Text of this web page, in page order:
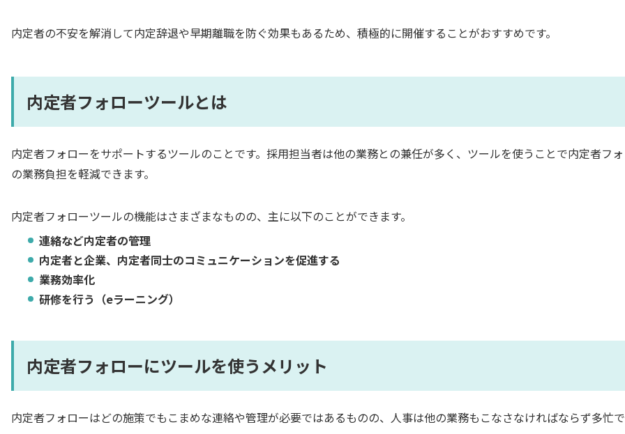
内定者の不安を解消して内定辞退や早期離職を防ぐ効果もあるため、積極的に開催することがおすすめです。
内定者フォローツールとは
内定者フォローをサポートするツールのことです。採用担当者は他の業務との兼任が多く、ツールを使うことで内定者フ
の業務負担を軽減できます。
内定者フォローツールの機能はさまざまなものの、主に以下のことができます。
連絡など内定者の管理
内定者と企業、内定者同士のコミュニケーションを促進する
業務効率化
研修を行う（eラーニング）
内定者フォローにツールを使うメリット
内定者フォローはどの施策でもこまめな連絡や管理が必要ではあるものの、人事は他の業務もこなさなければならず多忙